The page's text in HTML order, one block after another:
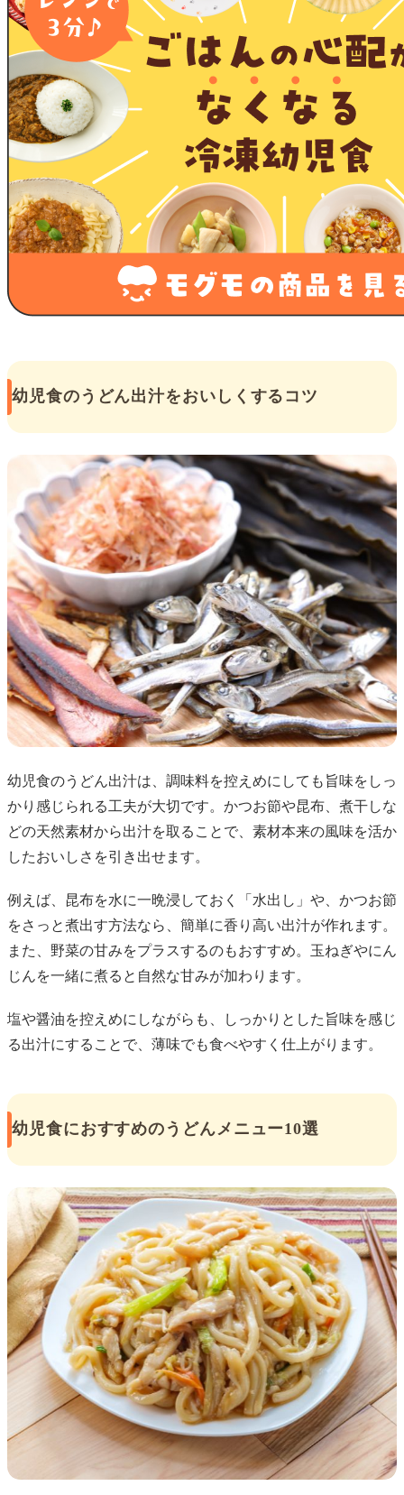
幼児食のうどん出汁をおいしくするコツ
幼児食のうどん出汁は、調味料を控えめにしても旨味をしっ
かり感じられる工夫が大切です。かつお節や昆布、煮干しな
どの天然素材から出汁を取ることで、素材本来の風味を活か
したおいしさを引き出せます。
例えば、昆布を水に一晩浸しておく「水出し」や、かつお節
をさっと煮出す方法なら、簡単に香り高い出汁が作れます。
また、野菜の甘みをプラスするのもおすすめ。玉ねぎやにん
じんを一緒に煮ると自然な甘みが加わります。
塩や醤油を控えめにしながらも、しっかりとした旨味を感じ
る出汁にすることで、薄味でも食べやすく仕上がります。
幼児食におすすめのうどんメニュー10選